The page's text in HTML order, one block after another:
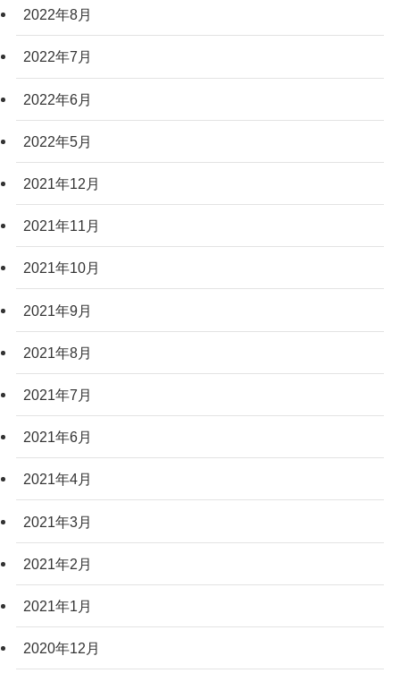
2022年8月
2022年7月
2022年6月
2022年5月
2021年12月
2021年11月
2021年10月
2021年9月
2021年8月
2021年7月
2021年6月
2021年4月
2021年3月
2021年2月
2021年1月
2020年12月